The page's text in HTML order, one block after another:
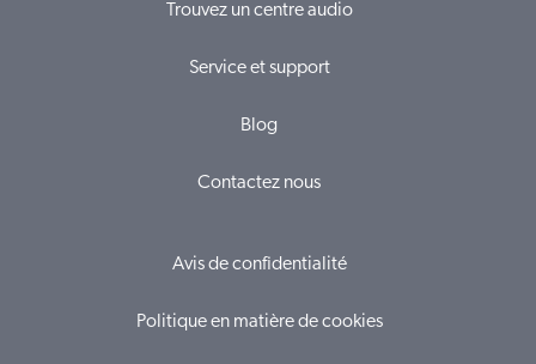
Trouvez un centre audio
Service et support
Blog
Contactez nous
Avis de confidentialité
Politique en matière de cookies